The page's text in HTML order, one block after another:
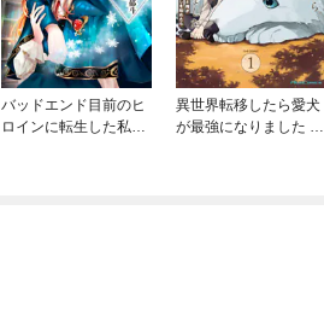
バッドエンド目前のヒ
ロインに転生した私、
異世界転移したら愛犬
が最強になりました ～